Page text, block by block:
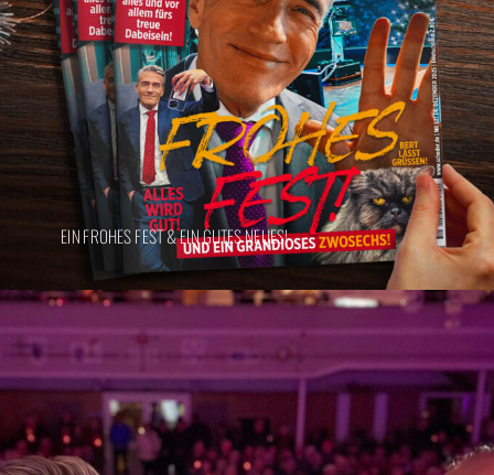
EIN FROHES FEST & EIN GUTES NEUES!